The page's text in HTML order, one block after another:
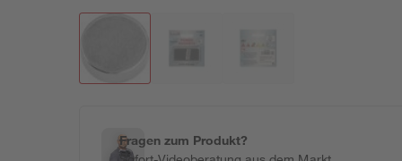
Fragen zum Produkt?